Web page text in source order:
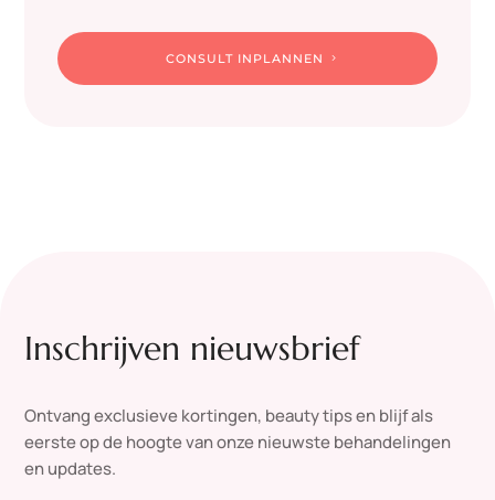
CONSULT INPLANNEN
Inschrijven nieuwsbrief
Ontvang exclusieve kortingen, beauty tips en blijf als
eerste op de hoogte van onze nieuwste behandelingen
en updates.